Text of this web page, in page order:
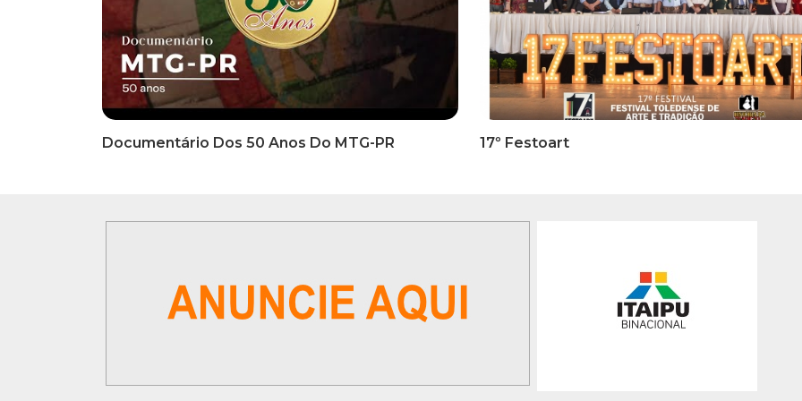
INFORMATIVOS
EDITAL DE CONVOCAÇÃO Nº
002/2026 - PROCESSO DE
SELEÇÃO DE EMPRESA PARA
PRESTAÇÃO DE SERVIÇOS DE
MARKETING E COMUNICAÇÃO
INFORMATIVOS
COMUNICADO OFICIAL -
Inscrições Para A 1ª Etapa
Classificatória Do 35º FEPART,
Que Ocorrerá Do Dia 05 Ao Dia
07 De Junho De 2026
INFORMATIVOS
EDITAL 3/2026 –
INSCRIÇÕES 1ª ETAPA
CLASSIFICATÓRIA DO 35°
FEPART